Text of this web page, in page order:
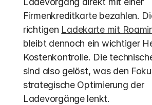
Firmenkreditkarte bezahlen.
richtigen Ladekarte mit
bleibt dennoch ein wichtiger
Kostenkontrolle. Die
sind also gelöst, was den
strategische Optimierung der
Ladevorgänge lenkt.